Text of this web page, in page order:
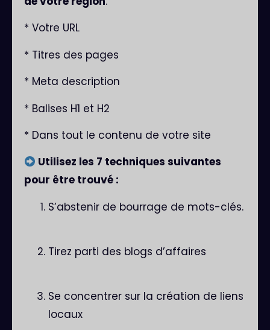
* Votre URL
* Titres des pages
* Meta description
* Balises H1 et H2
* Dans tout le contenu de votre site
Utilisez les 7 techniques suivantes
pour être trouvé :
S’abstenir de bourrage de mots-clés.
Tirez parti des blogs d’affaires
Se concentrer sur la création de liens
locaux